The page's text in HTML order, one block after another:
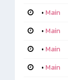
• Main
• Main
• Main
• Main